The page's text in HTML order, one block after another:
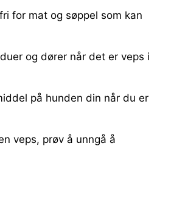
for mat og søppel som kan
og dører når det er veps i
på hunden din når du er
veps, prøv å unngå å